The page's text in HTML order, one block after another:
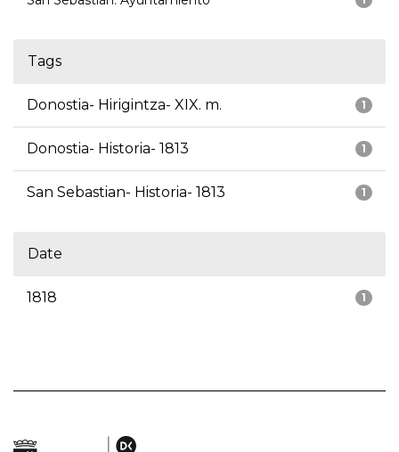
Tags
1
Donostia- Hirigintza- XIX. m.
1
Donostia- Historia- 1813
1
San Sebastian- Historia- 1813
Date
1
1818